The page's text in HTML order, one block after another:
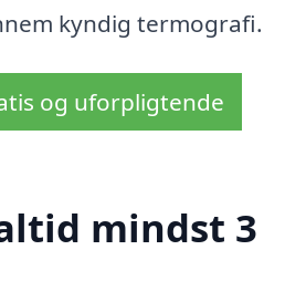
kyndig termografi.
og uforpligtende
mindst 3